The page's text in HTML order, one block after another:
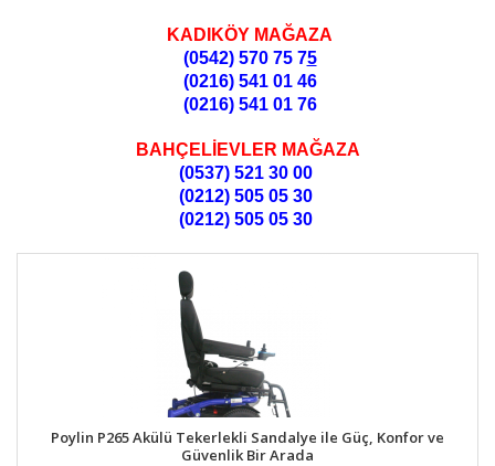
KADIKÖY MAĞAZA
(0542) 570 75 75
(0216) 541 01 46
(0216) 541 01 76
BAHÇELİEVLER MAĞAZA
(0537) 521 30 00
(0212) 505 05 30
(0212) 505 05 30
Poylin P265 Akülü Tekerlekli Sandalye ile Güç, Konfor ve
Güvenlik Bir Arada